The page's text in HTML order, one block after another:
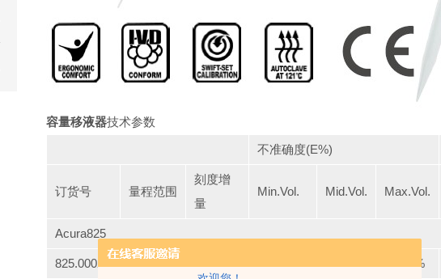
容量移液器技术参数
不准确度(E%)
订货号 量程范围
刻度增
量
Min.Vol. Mid.Vol. Max.Vol.
Acura825
825.0002 0.1-2μL <±2.0%